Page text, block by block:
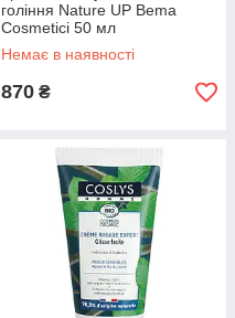
гоління Nature UP Bema
Cosmetici 50 мл
Немає в наявності
870 ₴